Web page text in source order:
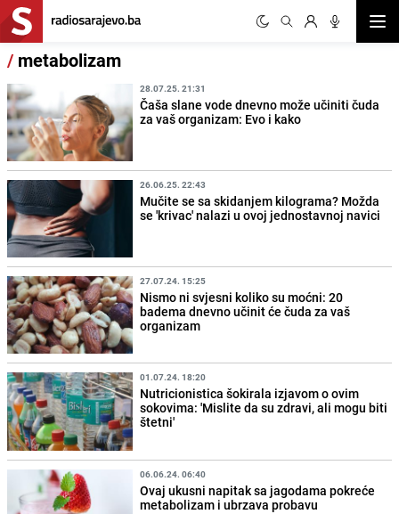
/ metabolizam
28.07.25. 21:31
Čaša slane vode dnevno može učiniti čuda
za vaš organizam: Evo i kako
26.06.25. 22:43
Mučite se sa skidanjem kilograma? Možda
se 'krivac' nalazi u ovoj jednostavnoj navici
27.07.24. 15:25
Nismo ni svjesni koliko su moćni: 20
badema dnevno učinit će čuda za vaš
organizam
01.07.24. 18:20
Nutricionistica šokirala izjavom o ovim
sokovima: 'Mislite da su zdravi, ali mogu biti
štetni'
06.06.24. 06:40
Ovaj ukusni napitak sa jagodama pokreće
metabolizam i ubrzava probavu